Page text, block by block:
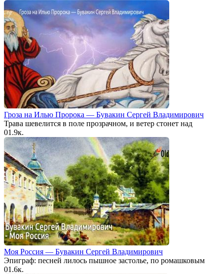
Гроза на Илью Пророка — Бувакин Сергей Владимирович
Трава шевелится в поле прозрачном, и ветер стонет над
01.9к.
Моя Россия — Бувакин Сергей Владимирович
Эпиграф: песней лилось пышное застолье, по ромашковым
01.6к.